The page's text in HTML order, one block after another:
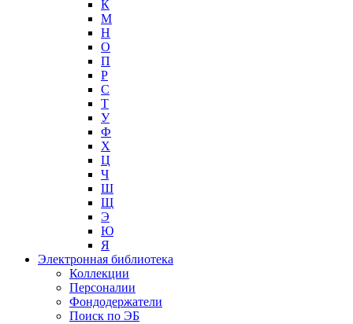
К
М
Н
О
П
Р
С
Т
У
Ф
Х
Ц
Ч
Ш
Щ
Э
Ю
Я
Электронная библиотека
Коллекции
Персоналии
Фондодержатели
Поиск по ЭБ